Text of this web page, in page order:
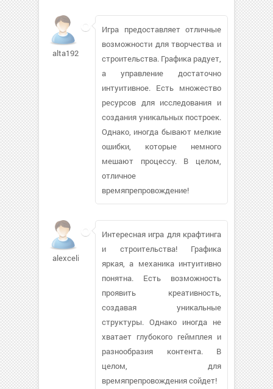
alta19265
Игра предоставляет отличные
возможности для творчества и
строительства. Графика радует,
а управление достаточно
интуитивное. Есть множество
ресурсов для исследования и
создания уникальных построек.
Однако, иногда бывают мелкие
ошибки, которые немного
мешают процессу. В целом,
отличное
времяпрепровождение!
alexcelica
Интересная игра для крафтинга
и строительства! Графика
яркая, а механика интуитивно
понятна. Есть возможность
проявить креативность,
создавая уникальные
структуры. Однако иногда не
хватает глубокого геймплея и
разнообразия контента. В
целом, для
времяпрепровождения сойдет!